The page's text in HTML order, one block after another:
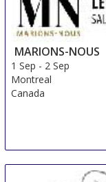
MARIONS-NOUS
1 Sep - 2 Sep
Montreal
Canada